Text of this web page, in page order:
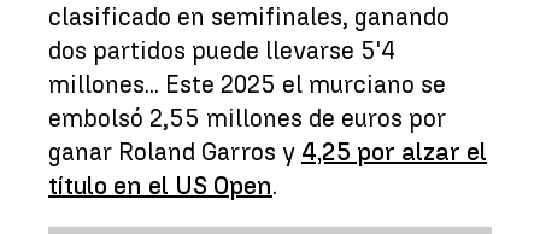
clasificado en semifinales, ganando
dos partidos puede llevarse 5'4
millones... Este 2025 el murciano se
embolsó 2,55 millones de euros por
ganar Roland Garros y 4,25 por alzar el
título en el US Open.